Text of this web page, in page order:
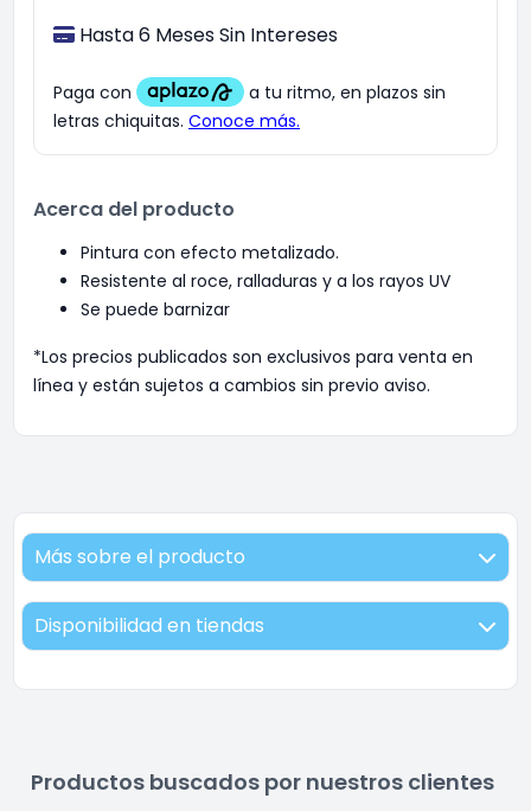
Hasta 6 Meses Sin Intereses
Acerca del producto
Pintura con efecto metalizado.
Resistente al roce, ralladuras y a los rayos UV
Se puede barnizar
*Los precios publicados son exclusivos para venta en
línea y están sujetos a cambios sin previo aviso.
Más sobre el producto
Disponibilidad en tiendas
Productos buscados por nuestros clientes